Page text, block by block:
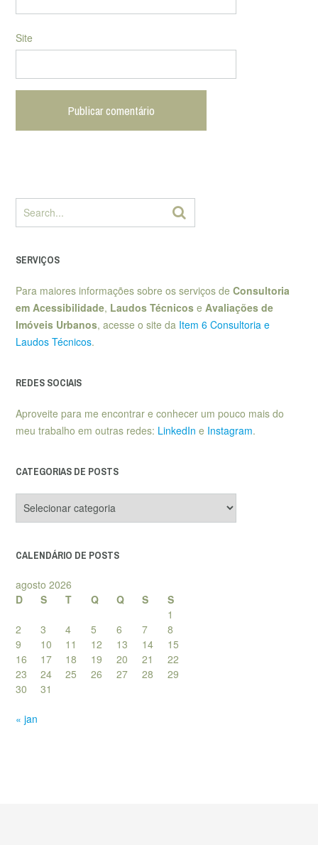
Site
SERVIÇOS
Para maiores informações sobre os serviços de Consultoria
em Acessibilidade, Laudos Técnicos e Avaliações de
Imóveis Urbanos, acesse o site da Item 6 Consultoria e
Laudos Técnicos.
REDES SOCIAIS
Aproveite para me encontrar e conhecer um pouco mais do
meu trabalho em outras redes: LinkedIn e Instagram.
CATEGORIAS DE POSTS
de
CALENDÁRIO DE POSTS
agosto 2026
D
S T Q Q S
S
1
2
3 4 5 6 7
8
9
10 11 12 13 14
15
16
17 18 19 20 21
22
23
24 25 26 27 28
29
30
31
« jan